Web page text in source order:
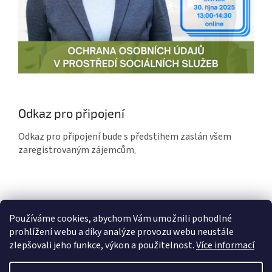
Používáme cookies, abychom Vám umožnili pohodlné
prohlížení webu a díky analýze provozu webu neustále
zlepšovali jeho funkce, výkon a použitelnost.Více informací
Odkaz pro připojení
Odkaz pro připojení bude s předstihem zaslán všem
zaregistrovaným zájemcům.